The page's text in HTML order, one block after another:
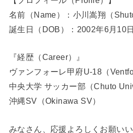
名前（Name）：小川嵩翔（
誕生日（DOB）：2002年6月10
『経歴（Career）』
ヴァンフォーレ甲府U-18（
中央大学 サッカー部（Chuto
沖縄SV（Okinawa SV）
みなさん、応援よろしくお願いい